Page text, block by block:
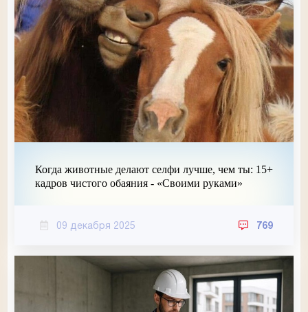
Когда животные делают селфи лучше, чем ты: 15+
кадров чистого обаяния - «Своими руками»
09 декабря 2025 769